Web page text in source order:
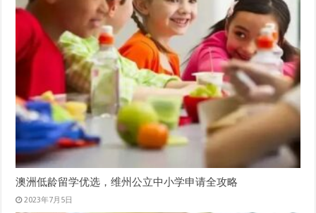
澳洲低龄留学优选，维州公立中小学申请全攻略
2023年7月5日